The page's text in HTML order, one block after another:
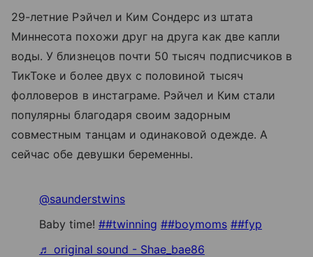
29-летние Рэйчел и Ким Сондерс из штата
Миннесота похожи друг на друга как две капли
воды. У близнецов почти 50 тысяч подписчиков в
ТикТоке и более двух с половиной тысяч
фолловеров в инстаграме. Рэйчел и Ким стали
популярны благодаря своим задорным
совместным танцам и одинаковой одежде. А
сейчас обе девушки беременны.
@saunderstwins
Baby time! ##twinning ##boymoms ##fyp
♬ original sound - Shae_bae86